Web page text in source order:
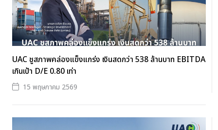
UAC ชูสภาพคล่องแข็งแกร่ง เงินสดกว่า 538 ล้านบาท EBITDA
เกินเป้า D/E 0.80 เท่า
15 พฤษภาคม 2569